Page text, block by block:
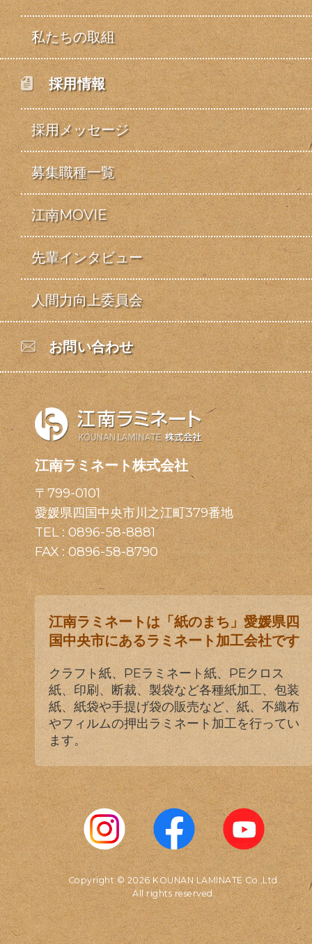
私たちの取組
採用情報
採用メッセージ
募集職種一覧
江南MOVIE
先輩インタビュー
人間力向上委員会
お問い合わせ
江南ラミネート株式会社
〒799-0101
愛媛県四国中央市川之江町379番地
TEL :0896-58-8881
FAX : 0896-58-8790
江南ラミネートは「紙のまち」愛媛県四
国中央市にあるラミネート加工会社です
クラフト紙、PEラミネート紙、PEクロス
紙、印刷、断裁、製袋など各種紙加工、包装
紙、紙袋や手提げ袋の販売など、紙、不織布
やフィルムの押出ラミネート加工を行ってい
ます。
Copyright © 2026 KOUNAN LAMINATE Co.,Ltd.
All rights reserved.